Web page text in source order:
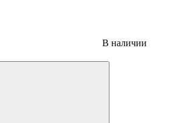
В наличии